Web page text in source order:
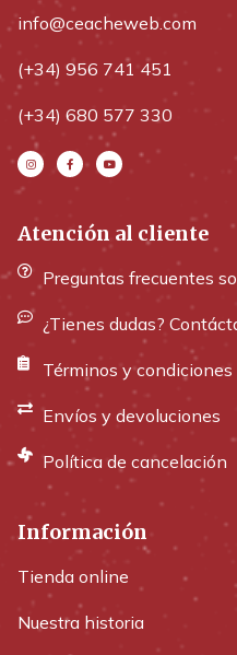
info@ceacheweb.com
(+34) 956 741 451
(+34) 680 577 330
Atención al cliente
Preguntas frecuentes
¿Tienes dudas?
Términos y condiciones
Envíos y devoluciones
Política de cancelación
Información
Tienda online
Nuestra historia